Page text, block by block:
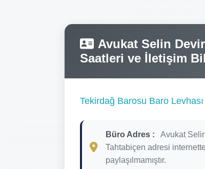
Avukat Selin
Saatleri ve İletişim
Tekirdağ Barosu Baro Levhası
Büro Adres :
Avukat
Tahtabiçen adresi internette
paylaşılmamıştır.